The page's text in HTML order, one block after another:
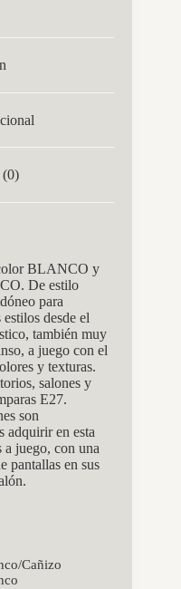
(0)
BLANCO y
De estilo
para
desde el
también muy
a juego con el
y texturas.
salones y
E27.
son
adquirir en esta
a juego, con una
pantallas en sus
Cañizo